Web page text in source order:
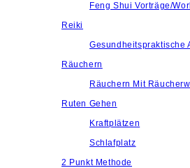
Feng Shui Vorträge/
Reiki
Gesundheitspraktische
Räuchern
Räuchern Mit
Ruten Gehen
Kraftplätzen
Schlafplatz
2 Punkt Methode